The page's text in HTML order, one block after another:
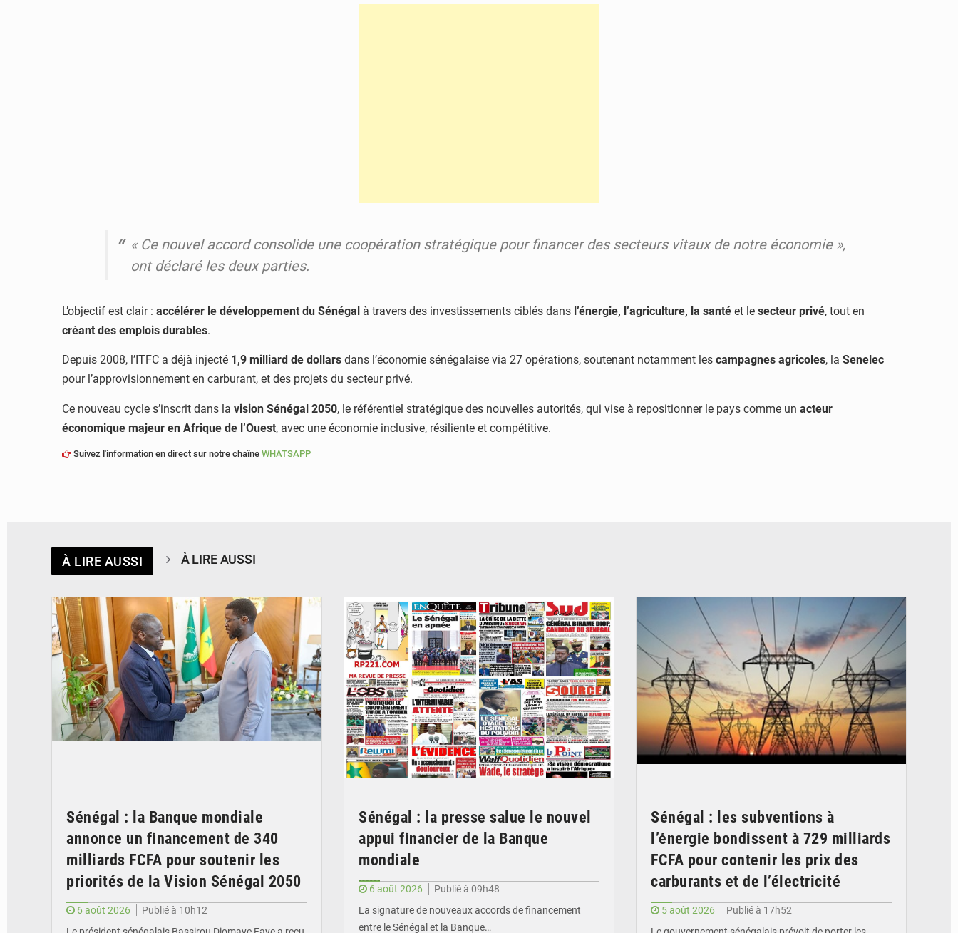
« Ce nouvel accord consolide une coopération stratégique pour financer des secteurs vitaux de notre économie »,
ont déclaré les deux parties.
L’objectif est clair : accélérer le développement du Sénégal à travers des investissements ciblés dans l’énergie, l’agriculture, la santé et le secteur privé, tout en
créant des emplois durables.
Depuis 2008, l’ITFC a déjà injecté 1,9 milliard de dollars dans l’économie sénégalaise via 27 opérations, soutenant notamment les campagnes agricoles, la Senelec
pour l’approvisionnement en carburant, et des projets du secteur privé.
Ce nouveau cycle s’inscrit dans la vision Sénégal 2050, le référentiel stratégique des nouvelles autorités, qui vise à repositionner le pays comme un acteur
économique majeur en Afrique de l’Ouest, avec une économie inclusive, résiliente et compétitive.
Suivez l'information en direct sur notre chaîne WHATSAPP
À LIRE AUSSI À LIRE AUSSI
Sénégal : la Banque mondiale
annonce un financement de 340
milliards FCFA pour soutenir les
priorités de la Vision Sénégal 2050
6 août 2026
Publié à 10h12
Sénégal : la presse salue le nouvel
appui financier de la Banque
mondiale
6 août 2026
Publié à 09h48
La signature de nouveaux accords de financement
entre le Sénégal et la Banque…
Sénégal : les subventions à
l’énergie bondissent à 729 milliards
FCFA pour contenir les prix des
carburants et de l’électricité
5 août 2026
Publié à 17h52